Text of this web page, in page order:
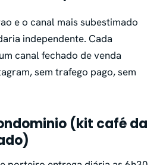
e o canal mais subestimado
independente. Cada
canal fechado de venda
sem trafego pago, sem
(kit café da